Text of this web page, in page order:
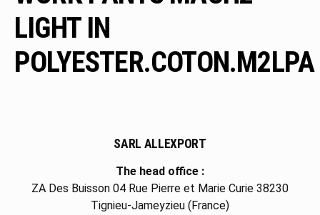
LIGHT IN
POLYESTER.COTON.M2LPA
SARL ALLEXPORT
The head office :
ZA Des Buisson 04 Rue Pierre et Marie Curie 38230
Tignieu-Jameyzieu (France)